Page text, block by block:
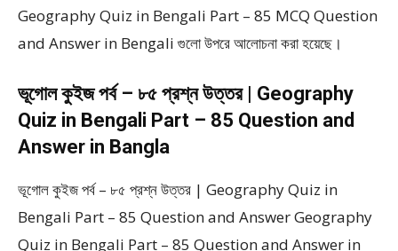
Geography Quiz in Bengali Part – 85 MCQ Question
and Answer in Bengali গুলো উপরে আলোচনা করা হয়েছে।
ভূগোল কুইজ পর্ব – ৮৫ প্রশ্ন উত্তর | Geography
Quiz in Bengali Part – 85 Question and
Answer in Bangla
ভূগোল কুইজ পর্ব – ৮৫ প্রশ্ন উত্তর | Geography Quiz in
Bengali Part – 85 Question and Answer Geography
Quiz in Bengali Part – 85 Question and Answer in